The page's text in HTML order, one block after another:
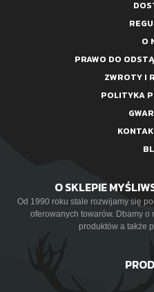
O
PRAWO DO
ZWROTY I
POLITYKA
O SKLEPIE
Od 1990 roku stale rozwijamy się
oferowanych towarów. Dbamy
produktów a także